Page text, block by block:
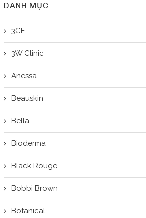
DANH MỤC
3CE
3W Clinic
Anessa
Beauskin
Bella
Bioderma
Black Rouge
Bobbi Brown
Botanical